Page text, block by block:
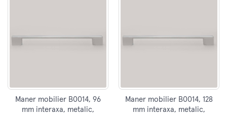
Maner mobilier B0014, 96
mm interaxa, metalic,
Maner mobilier B0014, 128
mm interaxa, metalic,